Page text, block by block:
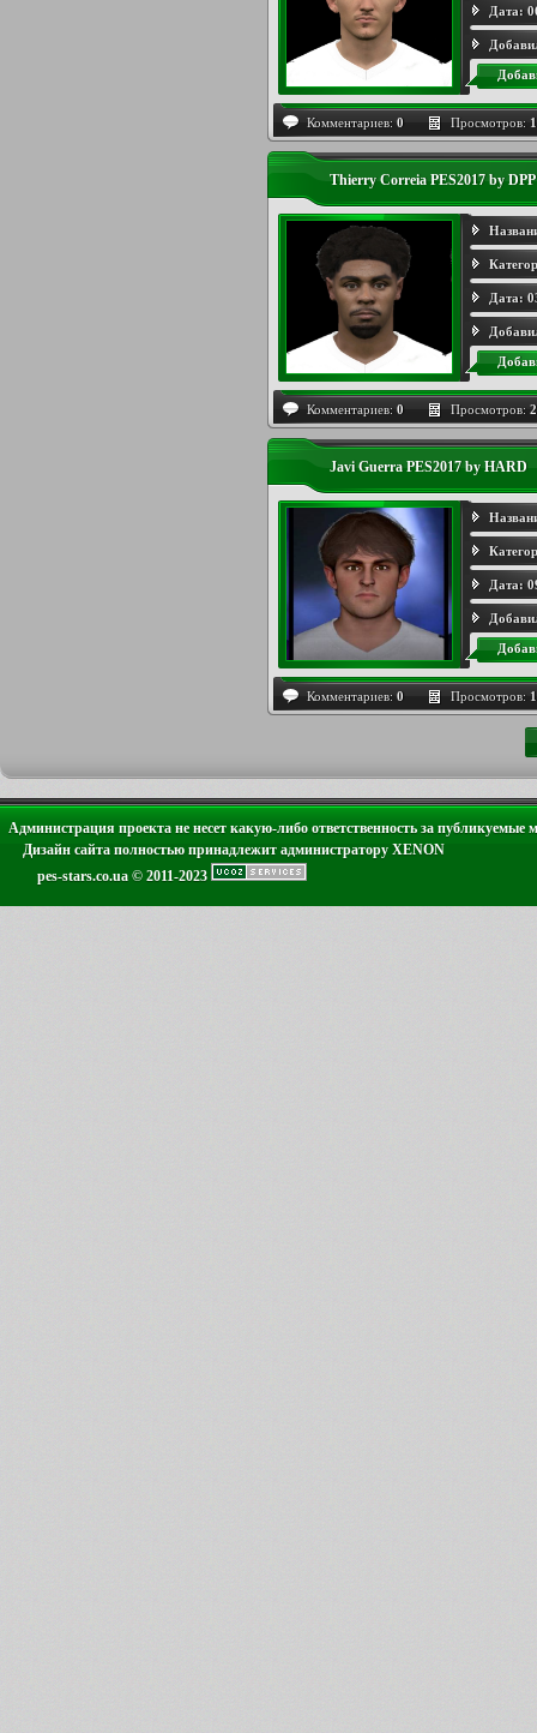
Дата:
Комментариев: 0 Просмотров:
Thierry Correia PES2017 by DPP
Дата:
Комментариев: 0 Просмотров:
Javi Guerra PES2017 by HARD
Дата:
Комментариев: 0 Просмотров:
Администрация проекта не несет какую-либо ответственность за публикуемые
Дизайн сайта полностью принадлежит администратору XENON
pes-stars.co.ua © 2011-2023